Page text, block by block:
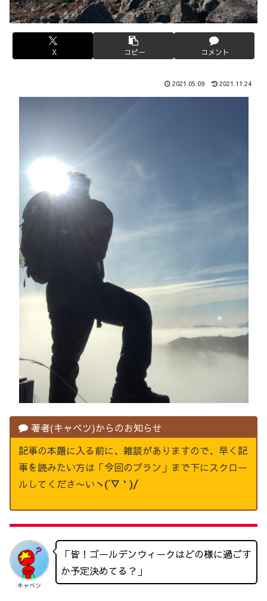
X コピー コメント
2021.05.09 2021.11.24
著者(キャベツ)からのお知らせ
記事の本題に入る前に、雑談がありますので、早く記
事を読みたい方は「今回のプラン」まで下にスクロー
ルしてくださ〜い ヽ(´▽｀)/
キャベツ
「皆！ゴールデンウィークはどの様に過ごす
か予定決めてる？」